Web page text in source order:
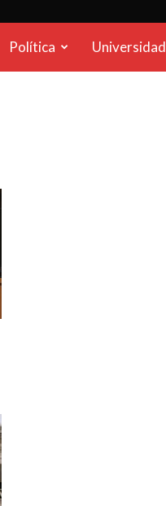
Política Universidad